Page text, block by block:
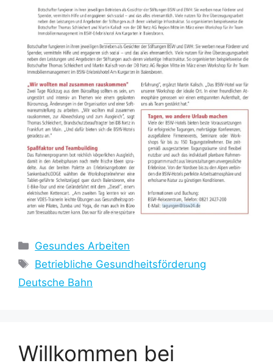
Kategorien
Gesundes Arbeiten
Schlagwörter
Betriebliche Gesundheitsförderung
Deutsche Bahn
Willkommen bei